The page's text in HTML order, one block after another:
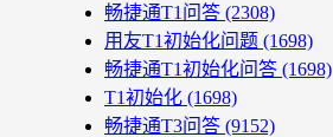
畅捷通T1问答 (2308)
用友T1初始化问题 (1698)
畅捷通T1初始化问答 (1698)
T1初始化 (1698)
畅捷通T3问答 (9152)